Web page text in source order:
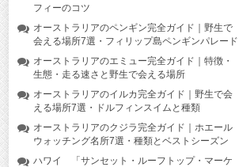
フィーのコツ
オーストラリアのペンギン完全ガイド｜野生で
会える場所7選・フィリップ島ペンギンパレード
オーストラリアのエミュー完全ガイド｜特徴・
生態・走る速さと野生で会える場所
オーストラリアのイルカ完全ガイド｜野生で会
える場所7選・ドルフィンスイムと種類
オーストラリアのクジラ完全ガイド｜ホエール
ウォッチング名所7選・種類とベストシーズン
ハワイ 「サンセット・ルーフトップ・マーケ